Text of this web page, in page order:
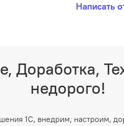
Написать
Доработка,
недорого!
1С, внедрим, настроим,